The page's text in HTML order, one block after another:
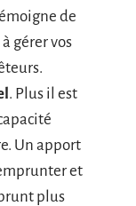
de
gérer vos
. Plus il est
Un apport
et
plus